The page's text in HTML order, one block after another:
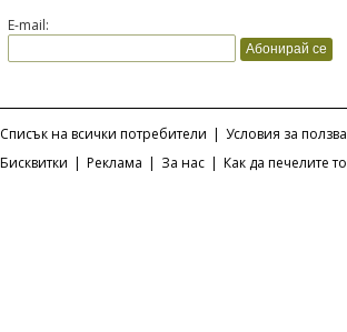
E-mail:
Списък на всички потребители | Условия за
Бисквитки | Реклама | За нас | Как да печелите